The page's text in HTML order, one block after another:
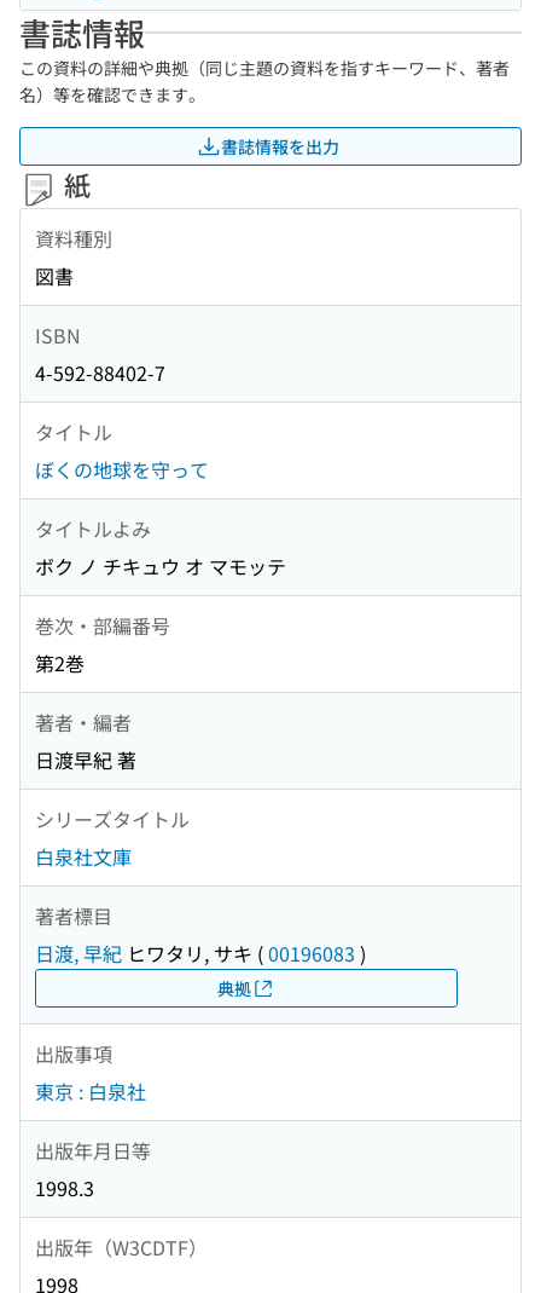
書誌情報
この資料の詳細や典拠（同じ主題の資料を指すキーワード、著者
名）等を確認できます。
書誌情報を出力
紙
資料種別
図書
ISBN
4-592-88402-7
タイトル
ぼくの地球を守って
タイトルよみ
ボク ノ チキュウ オ マモッテ
巻次・部編番号
第2巻
著者・編者
日渡早紀 著
シリーズタイトル
白泉社文庫
著者標目
日渡, 早紀 ヒワタリ, サキ (00196083 )
典拠
出版事項
東京 : 白泉社
出版年月日等
1998.3
出版年（W3CDTF）
1998